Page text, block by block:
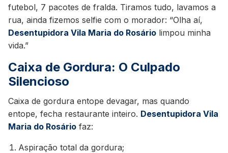
futebol, 7 pacotes de fralda. Tiramos tudo, lavamos a
rua, ainda fizemos selfie com o morador: “Olha aí,
Desentupidora Vila Maria do Rosário limpou minha
vida.”
Caixa de Gordura: O Culpado
Silencioso
Caixa de gordura entope devagar, mas quando
entope, fecha restaurante inteiro. Desentupidora Vila
Maria do Rosário faz:
Aspiração total da gordura;